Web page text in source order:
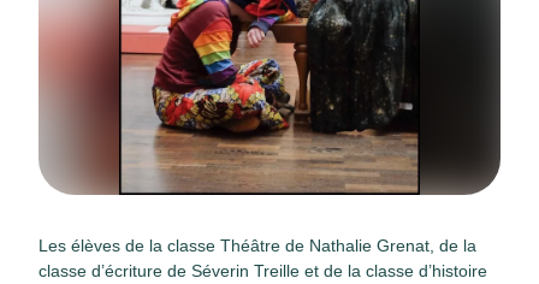
Les élèves de la classe Théâtre de Nathalie Grenat, de la
classe d’écriture de Séverin Treille et de la classe d’histoire